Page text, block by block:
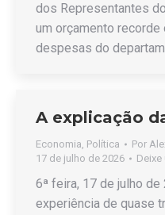
dos Representantes
um orçamento recorde
despesas do
A explicação
Economia, Política Por
17 de julho de 2026
6ª feira, 17 de julho
experiência de quase